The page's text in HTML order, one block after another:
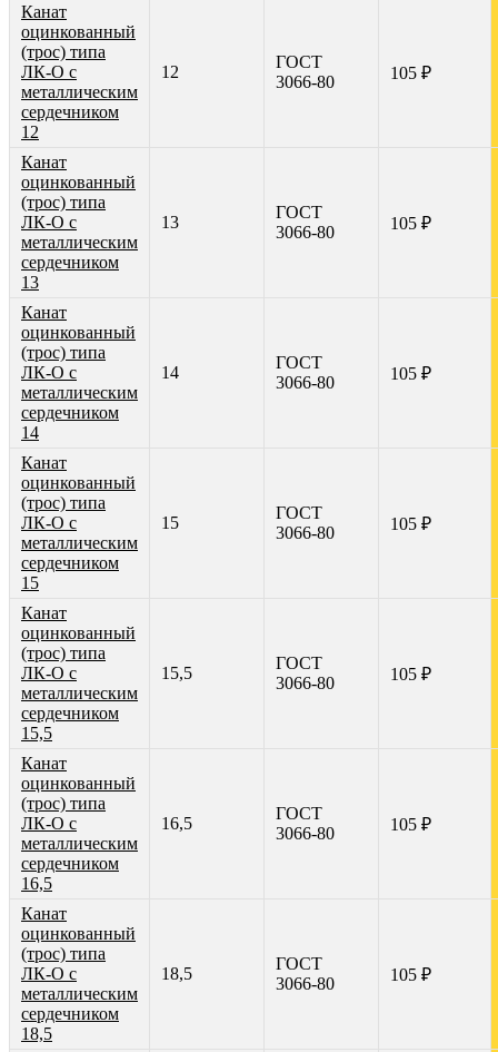
Канат
оцинкованный
(трос) типа
ЛК-О с
металлическим
сердечником
12
12
ГОСТ
3066-80
105 ₽
Канат
оцинкованный
(трос) типа
ЛК-О с
металлическим
сердечником
13
13
ГОСТ
3066-80
105 ₽
Канат
оцинкованный
(трос) типа
ЛК-О с
металлическим
сердечником
14
14
ГОСТ
3066-80
105 ₽
Канат
оцинкованный
(трос) типа
ЛК-О с
металлическим
сердечником
15
15
ГОСТ
3066-80
105 ₽
Канат
оцинкованный
(трос) типа
ЛК-О с
металлическим
сердечником
15,5
15,5
ГОСТ
3066-80
105 ₽
Канат
оцинкованный
(трос) типа
ЛК-О с
металлическим
сердечником
16,5
16,5
ГОСТ
3066-80
105 ₽
Канат
оцинкованный
(трос) типа
ЛК-О с
металлическим
сердечником
18,5
18,5
ГОСТ
3066-80
105 ₽